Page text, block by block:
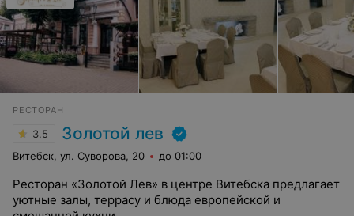
РЕСТОРАН
3.5 Золотой лев
Витебск, ул. Суворова, 20 до 01:00
Ресторан «Золотой Лев» в центре Витебска предлагает
уютные залы, террасу и блюда европейской и